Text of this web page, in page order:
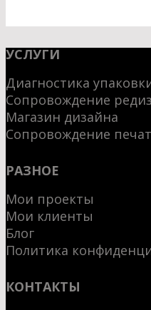
УСЛУГИ
Диагностика
Сопровождение
Магазин дизайна
Сопровождение
РАЗНОЕ
Мои проекты
Мои клиенты
Блог
Политика
КОНТАКТЫ